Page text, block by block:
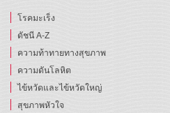
โรคมะเร็ง
ดัชนี A-Z
ความท้าทายทางสุขภาพ
ความดันโลหิต
ไข้หวัดและไข้หวัดใหญ่
สุขภาพหัวใจ